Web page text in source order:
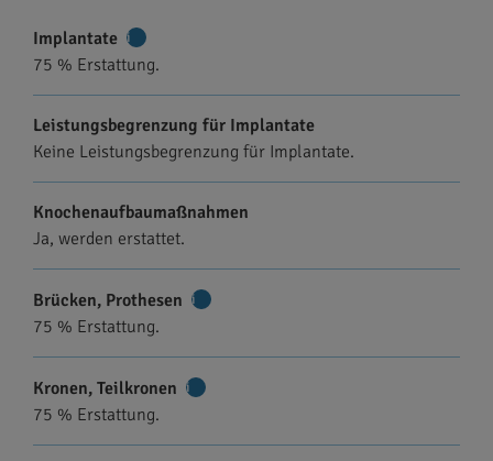
Implantate
Informationen
75 % Erstattung.
Leistungsbegrenzung für Implantate
Keine Leistungsbegrenzung für Implantate.
Knochenaufbaumaßnahmen
Ja, werden erstattet.
Brücken, Prothesen
75 % Erstattung.
Kronen, Teilkronen
75 % Erstattung.